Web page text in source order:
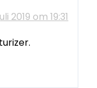
2019 om 19:31